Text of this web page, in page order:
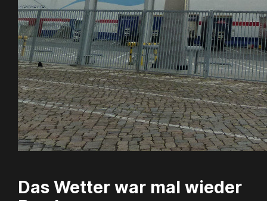
Das Wetter war mal wieder